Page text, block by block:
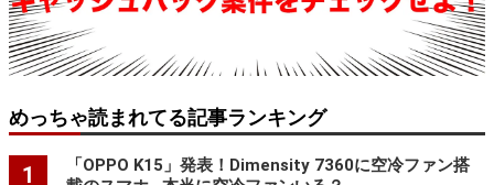
めっちゃ読まれてる記事ランキング
1
「OPPO K15」発表！Dimensity 7360に空冷ファン搭